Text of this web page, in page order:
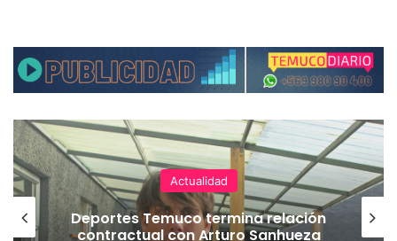
Actualidad
Deportes Temuco termina relación
contractual con Arturo Sanhueza